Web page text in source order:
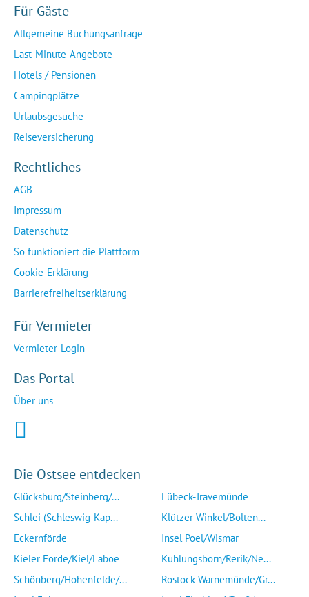
Für Gäste
Allgemeine Buchungsanfrage
Last-Minute-Angebote
Hotels / Pensionen
Campingplätze
Urlaubsgesuche
Reiseversicherung
Rechtliches
AGB
Impressum
Datenschutz
So funktioniert die Plattform
Cookie-Erklärung
Barrierefreiheitserklärung
Für Vermieter
Vermieter-Login
Das Portal
Über uns
Die Ostsee entdecken
Glücksburg/Steinberg/...
Schlei (Schleswig-Kap...
Eckernförde
Kieler Förde/Kiel/Laboe
Schönberg/Hohenfelde/...
Lübeck-Travemünde
Klützer Winkel/Bolten...
Insel Poel/Wismar
Kühlungsborn/Rerik/Ne...
Rostock-Warnemünde/Gr...